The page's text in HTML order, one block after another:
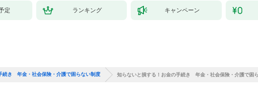
定 ランキング キャンペーン
続き 年金・社会保険・介護で困らない制度 知らないと損する！お金の手続き 年金・社会保険・介護で困